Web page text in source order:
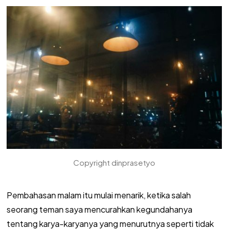
Copyright dinprasetyo
Pembahasan malam itu mulai menarik, ketika salah
seorang teman saya mencurahkan kegundahanya
tentang karya-karyanya yang menurutnya seperti tidak